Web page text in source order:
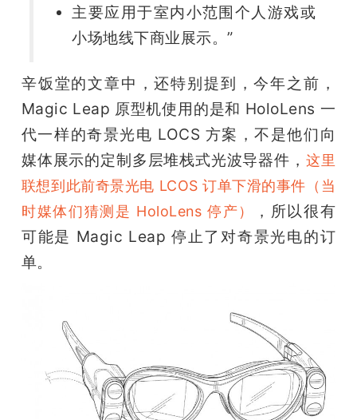
主要应用于室内小范围个人游戏或
小场地线下商业展示。”
辛饭堂的文章中，还特别提到，今年之前，
Magic Leap 原型机使用的是和 HoloLens 一
代一样的奇景光电 LOCS 方案，不是他们向
媒体展示的定制多层堆栈式光波导器件， 这里
联想到此前奇景光电 LCOS 订单下滑的事件（当
时媒体们猜测是 HoloLens 停产）
，所以很有
可能是 Magic Leap 停止了对奇景光电的订
单。